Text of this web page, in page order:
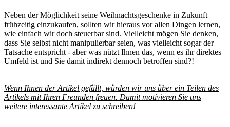
Neben der Möglichkeit seine Weihnachtsgeschenke in Zukunft
frühzeitig einzukaufen, sollten wir hieraus vor allen Dingen lernen,
wie einfach wir doch steuerbar sind. Vielleicht mögen Sie denken,
dass Sie selbst nicht manipulierbar seien, was vielleicht sogar der
Tatsache entspricht - aber was nützt Ihnen das, wenn es ihr direktes
Umfeld ist und Sie damit indirekt dennoch betroffen sind?!
Wenn Ihnen der Artikel gefällt, würden wir uns über ein Teilen des
Artikels mit Ihren Freunden freuen. Damit motivieren Sie uns
weitere interessante Artikel zu schreiben!